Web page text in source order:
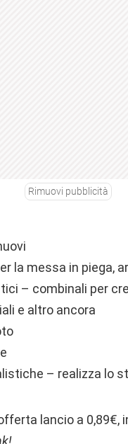
Rimuovi pubblicità
la messa in piega,
– combinali per
e altro ancora
– realizza lo
lancio a 0,89€,